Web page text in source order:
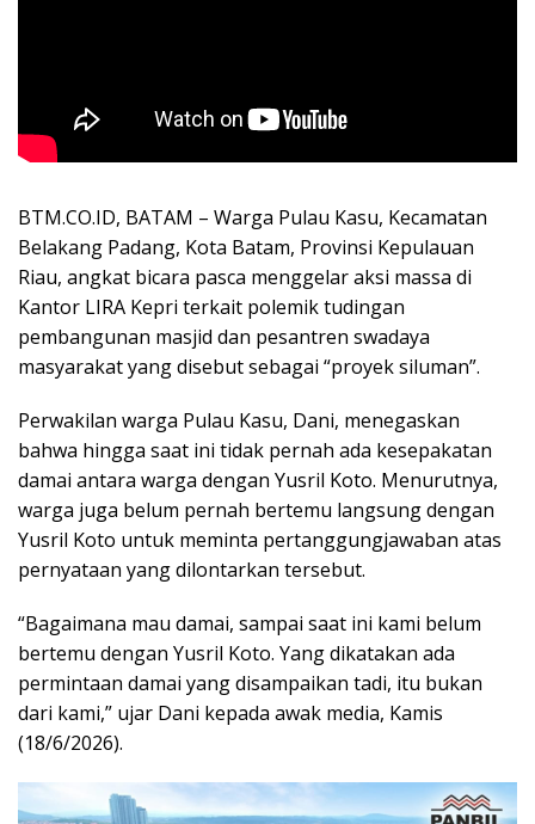
BTM.CO.ID, BATAM – Warga Pulau Kasu, Kecamatan
Belakang Padang, Kota Batam, Provinsi Kepulauan
Riau, angkat bicara pasca menggelar aksi massa di
Kantor LIRA Kepri terkait polemik tudingan
pembangunan masjid dan pesantren swadaya
masyarakat yang disebut sebagai “proyek siluman”.
Perwakilan warga Pulau Kasu, Dani, menegaskan
bahwa hingga saat ini tidak pernah ada kesepakatan
damai antara warga dengan Yusril Koto. Menurutnya,
warga juga belum pernah bertemu langsung dengan
Yusril Koto untuk meminta pertanggungjawaban atas
pernyataan yang dilontarkan tersebut.
“Bagaimana mau damai, sampai saat ini kami belum
bertemu dengan Yusril Koto. Yang dikatakan ada
permintaan damai yang disampaikan tadi, itu bukan
dari kami,” ujar Dani kepada awak media, Kamis
(18/6/2026).